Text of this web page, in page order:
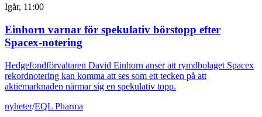
Igår, 11:00
Einhorn varnar för spekulativ börstopp efter
Spacex-notering
Hedgefondförvaltaren David Einhorn anser att rymdbolaget Spacex
rekordnotering kan komma att ses som ett tecken på att
aktiemarknaden närmar sig en spekulativ topp.
nyheter/EQL Pharma